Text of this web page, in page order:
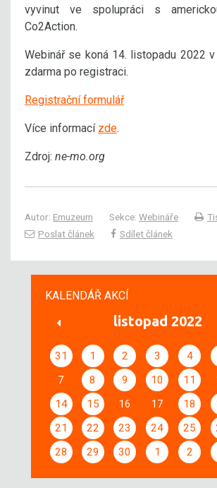
vyvinut ve spolupráci s
Co2Action.
Webinář se koná 14. listopadu 2022
zdarma po registraci.
Registrační formulář
Více informací zde.
Zdroj: ne-mo.org
Autor: Emuzeum Sekce: Webináře
Poslat článek
Sdílet článek
KALENDÁŘ AKCÍ
listopad 2022
31 1 2 3 4
7
8 9 10 11
14
15 16 17 18
21
22 23 24 25
28
29 30 1 2